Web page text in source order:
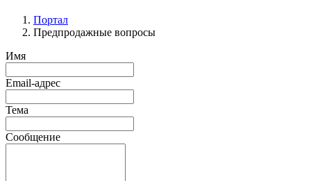
Портал
Предпродажные вопросы
Имя
Email-адрес
Тема
Сообщение